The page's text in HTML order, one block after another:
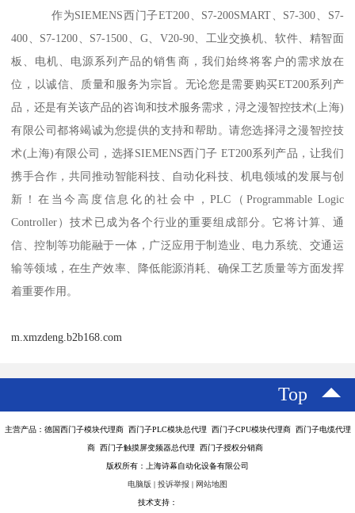
作为SIEMENS西门子ET200、S7-200SMART、S7-300、S7-
400、S7-1200、S7-1500、G、V20-90、工业交换机、软件、精智面
板、电机、电源系列产品的销售商，我们始终将客户的需求放在
位，以诚信、质量和服务为宗旨。无论您是需要购买ET200系列产
品，还是有关该产品的咨询和技术服务需求，浔之漫智控技术(上海)
有限公司都将竭诚为您提供的支持和帮助。请您选择浔之漫智控技
术(上海)有限公司，选择SIEMENS西门子 ET200系列产品，让我们
携手合作，共同推动智能科技、自动化科技、机电领域的发展与创
新！在当今高度信息化的社会中，PLC（Programmable Logic
Controller）技术已成为各个行业的重要组成部分。它将计算、通
信、控制等功能融于一体，广泛应用于制造业、电力系统、交通运
输等领域，在生产效率、降低能源消耗、确保工艺质量等方面发挥
着重要作用。
m.xmzdeng.b2b168.com
Top
主营产品：德国西门子模块代理商 西门子PLC模块总代理 西门子CPU模块代理商 西门子电缆代理
商 西门子触摸屏变频器总代理 西门子授权分销商
版权所有：上海诗幕自动化设备有限公司
电脑版 | 投诉举报 | 网站地图
技术支持：